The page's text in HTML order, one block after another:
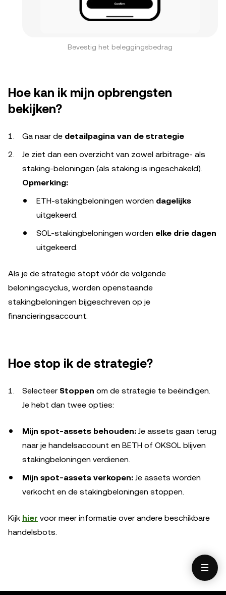
Bevestig het beleggingsbedrag
Hoe kan ik mijn opbrengsten
bekijken?
Ga naar de detailpagina van de strategie
Je ziet dan een overzicht van zowel arbitrage- als
staking-beloningen (als staking is ingeschakeld).
Opmerking:
ETH-stakingbeloningen worden dagelijks
uitgekeerd.
SOL-stakingbeloningen worden elke drie dagen
uitgekeerd.
Als je de strategie stopt vóór de volgende
beloningscyclus, worden openstaande
stakingbeloningen bijgeschreven op je
financieringsaccount.
Hoe stop ik de strategie?
Selecteer Stoppen om de strategie te beëindigen.
Je hebt dan twee opties:
Mijn spot-assets behouden: Je assets gaan terug
naar je handelsaccount en BETH of OKSOL blijven
stakingbeloningen verdienen.
Mijn spot-assets verkopen: Je assets worden
verkocht en de stakingbeloningen stoppen.
Kijk hier voor meer informatie over andere beschikbare
handelsbots.